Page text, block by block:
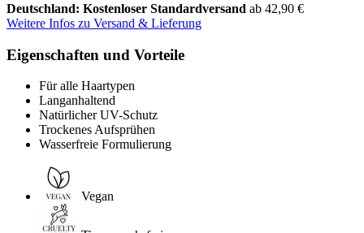
Deutschland: Kostenloser Standardversand ab 42,90 €
Weitere Infos zu Versand & Lieferung
Eigenschaften und Vorteile
Für alle Haartypen
Langanhaltend
Natürlicher UV-Schutz
Trockenes Aufsprühen
Wasserfreie Formulierung
Vegan